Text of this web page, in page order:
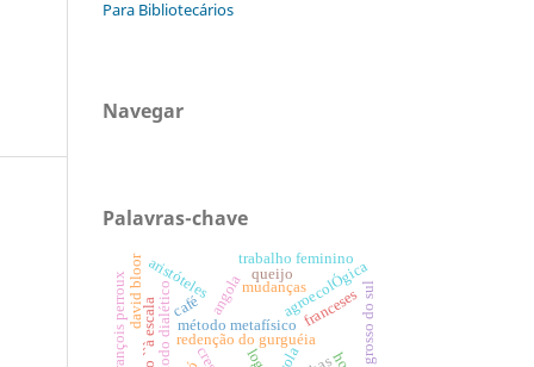
Para Bibliotecários
Navegar
Palavras-chave
redenção do gurguéia
método dialético método metafísico
aristóteles mudanças
angola agroecolÓgica
trabalho feminino
mato grosso do sul
queijo
franceses
david bloor café
françois perroux